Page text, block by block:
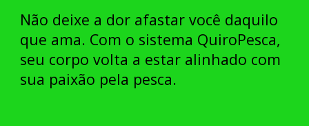
Não deixe a dor afastar você daquilo
que ama. Com o sistema QuiroPesca,
seu corpo volta a estar alinhado com
sua paixão pela pesca.